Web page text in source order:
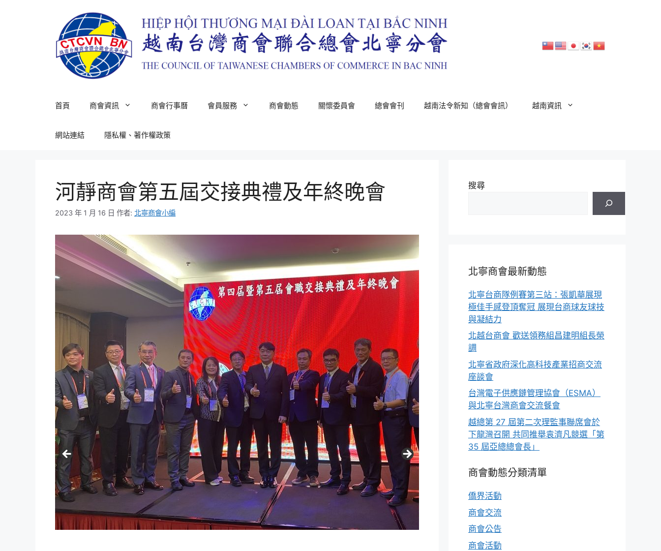
首頁 商會資訊 商會行事曆 會員服務 商會動態 關懷委員會 總會會刊 越南法令新知（總會會訊） 越南資訊
網站連結 隱私權、著作權政策
河靜商會第五屆交接典禮及年終晚會
2023 年 1 月 16 日 作者: 北寧商會小編
搜尋
北寧商會最新動態
北寧台商隊例賽第三站：張凱華展現
極佳手感登頂奪冠 展現台商球友球技
與凝結力
北越台商會 歡送領務組昌建明組長榮
調
北寧省政府深化高科技產業招商交流
座談會
台灣電子供應鏈管理協會（ESMA）
與北寧台灣商會交流餐會
越總第 27 屆第二次理監事聯席會於
下龍灣召開 共同推舉袁濟凡競選「第
35 屆亞總總會長」
商會動態分類清單
僑界活動
商會交流
商會公告
商會活動